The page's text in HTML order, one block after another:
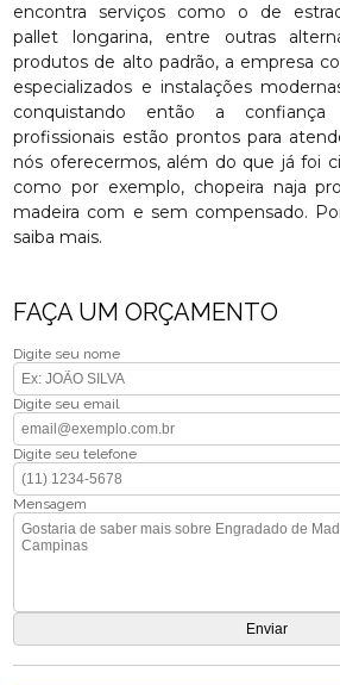
encontra serviços como o de
pallet longarina, entre outras
produtos de alto padrão, a empresa
especializados e instalações
conquistando então a
profissionais estão prontos para
nós oferecermos, além do que já foi
como por exemplo, chopeira naja
madeira com e sem compensado.
saiba mais.
FAÇA UM ORÇAMENTO
Digite seu nome
Digite seu email
Digite seu telefone
Mensagem